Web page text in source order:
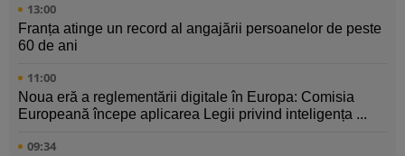
13:00
Franța atinge un record al angajării persoanelor de peste
60 de ani
11:00
Noua eră a reglementării digitale în Europa: Comisia
Europeană începe aplicarea Legii privind inteligența ...
09:34